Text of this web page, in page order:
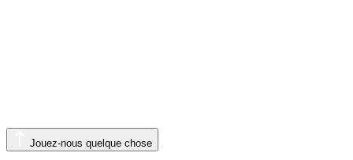
Jouez-nous quelque chose